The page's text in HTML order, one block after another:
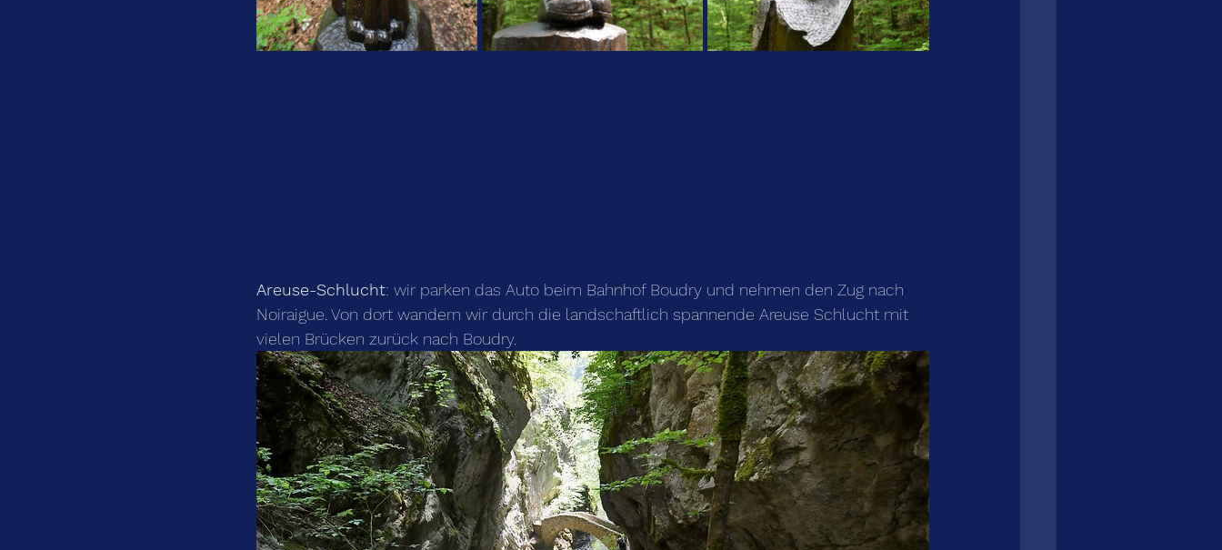
Areuse-Schlucht: wir parken das Auto beim Bahnhof Boudry und nehmen den Zug nach
Noiraigue. Von dort wandern wir durch die landschaftlich spannende Areuse Schlucht mit
vielen Brücken zurück nach Boudry.